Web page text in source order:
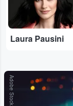
Laura Pausini
Adobe Stock